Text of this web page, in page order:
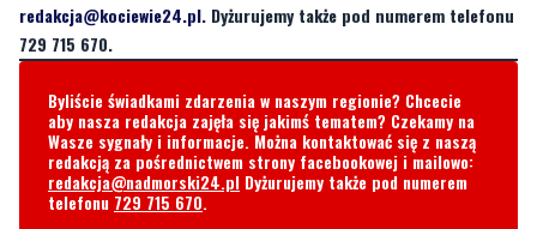
redakcja@kociewie24.pl. Dyżurujemy także pod numerem telefonu
729 715 670.
Byliście świadkami zdarzenia w naszym regionie? Chcecie
aby nasza redakcja zajęła się jakimś tematem? Czekamy na
Wasze sygnały i informacje. Można kontaktować się z naszą
redakcją za pośrednictwem strony facebookowej i mailowo:
redakcja@nadmorski24.pl Dyżurujemy także pod numerem
telefonu 729 715 670.